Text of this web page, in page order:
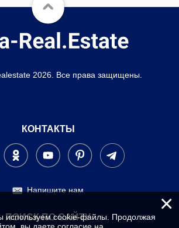
2026. Все права защищены.
КОНТАКТЫ
Напишите нам
ПОИСК ПО САЙТУ
×
используем cookie-файлы. Продолжая